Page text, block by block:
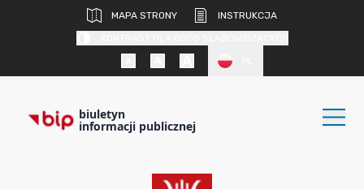
MAPA STRONY
INSTRUKCJA
biuletyn
informacji publicznej